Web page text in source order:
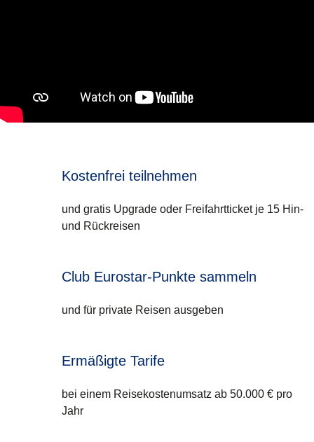
Kostenfrei teilnehmen
und gratis Upgrade oder Freifahrtticket je 15 Hin-
und Rückreisen
Club Eurostar-Punkte sammeln
und für private Reisen ausgeben
Ermäßigte Tarife
bei einem Reisekostenumsatz ab 50.000 € pro
Jahr